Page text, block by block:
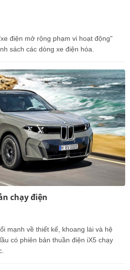
điện mở rộng phạm vi hoạt động"
sách các dòng xe điện hóa.
chạy điện
mạnh về thiết kế, khoang lái và hệ
có phiên bản thuần điện iX5 chạy